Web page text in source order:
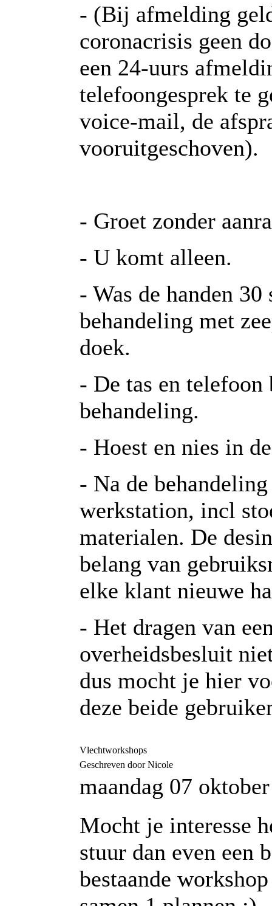
- (Bij afmelding
coronacrisis geen
een 24-uurs
telefoongesprek te
voice-mail, de
vooruitgeschoven).
- Groet zonder
- U komt alleen.
- Was de handen
behandeling met
doek.
- De tas en
behandeling.
- Hoest en nies in
- Na de
werkstation, incl
materialen. De
belang van
elke klant nieuwe
- Het dragen van
overheidsbesluit
dus mocht je hier
deze beide
Vlechtworkshops
Geschreven door Nicole
maandag 07
Mocht je interesse
stuur dan even
bestaande